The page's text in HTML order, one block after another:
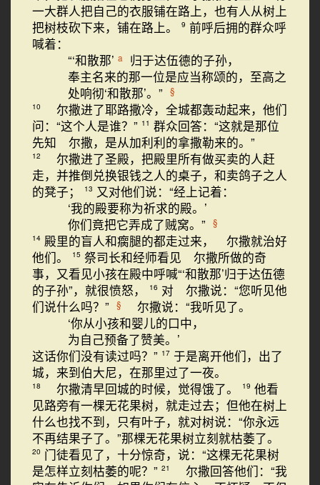
一大群人把自己的衣服铺在路上，也有人从树上
把树枝砍下来，铺在路上。
9 前呼后拥的群众呼
喊着：
“‘和散那’ a
归于达伍德的子孙，
奉主名来的那一位是应当称颂的，至高之
处响彻‘和散那’。”
§
10
尔撒进了耶路撒冷，全城都轰动起来，他们
问：“这个人是谁？” 11 群众回答：“这就是那位
先知 尔撒，是从加利利的拿撒勒来的。”
12
尔撒进了圣殿，把殿里所有做买卖的人赶
走，并推倒兑换银钱之人的桌子，和卖鸽子之人
的凳子；
13 又对他们说：“经上记着：
‘我的殿要称为祈求的殿。’
你们竟把它弄成了贼窝。”
§
14 殿里的盲人和瘸腿的都走过来， 尔撒就治好
他们。
15 祭司长和经师看见 尔撒所做的奇
事，又看见小孩在殿中呼喊“‘和散那’归于达伍德
的子孙”，就很愤怒，
16 对 尔撒说：“您听见他
们说什么吗？”
§
尔撒说：“我听见了。
‘你从小孩和婴儿的口中，
为自己预备了赞美。’
这话你们没有读过吗？” 17 于是离开他们，出了
城，来到伯大尼，在那里过了一夜。
18 尔撒清早回城的时候，觉得饿了。 19 他看
见路旁有一棵无花果树，就走过去；但他在树上
什么也找不到，只有叶子，就对树说：“你永远
不再结果子了。”那棵无花果树立刻就枯萎了。
20 门徒看见了，十分惊奇，说：“这棵无花果树
是怎样立刻枯萎的呢？” 21
尔撒回答他们：“我